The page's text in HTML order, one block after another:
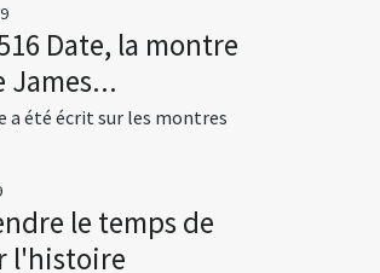
Date, la montre
James...
a été écrit sur les montres
le temps de
l'histoire